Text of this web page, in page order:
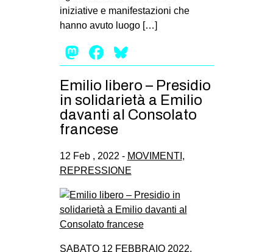
iniziative e manifestazioni che
hanno avuto luogo […]
Mastodon
Facebook
Emilio libero – Presidio
in solidarietà a Emilio
davanti al Consolato
francese
12 Feb , 2022 - MOVIMENTI ,
REPRESSIONE
SABATO 12 FEBBRAIO 2022,